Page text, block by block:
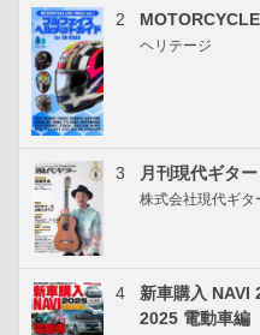
2
ヘリテージ
3 月刊現代ギタ
株式会社現代ギタ
4
新車購入 NAVI
2025 電動車編